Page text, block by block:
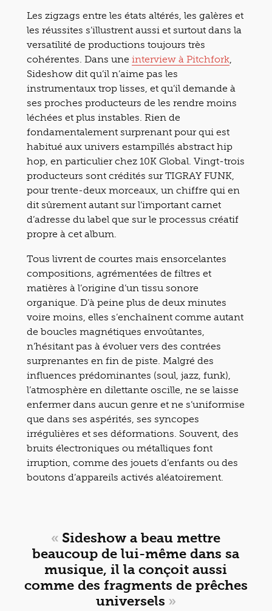
Les zigzags entre les états altérés, les galères et
les réussites s’illustrent aussi et surtout dans la
versatilité de productions toujours très
cohérentes. Dans une interview à Pitchfork
Sideshow dit qu’il n’aime pas les
instrumentaux trop lisses, et qu’il demande à
ses proches producteurs de les rendre moins
léchées et plus instables. Rien de
fondamentalement surprenant pour qui est
habitué aux univers estampillés abstract hip
hop, en particulier chez 10K Global. Vingt-trois
producteurs sont crédités sur TIGRAY FUNK,
pour trente-deux morceaux, un chiffre qui en
dit sûrement autant sur l’important carnet
d’adresse du label que sur le processus créatif
propre à cet album.
Tous livrent de courtes mais ensorcelantes
compositions, agrémentées de filtres et
matières à l’origine d’un tissu sonore
organique. D’à peine plus de deux minutes
voire moins, elles s’enchaînent comme autant
de boucles magnétiques envoûtantes,
n’hésitant pas à évoluer vers des contrées
surprenantes en fin de piste. Malgré des
influences prédominantes (soul, jazz, funk),
l’atmosphère en dilettante oscille, ne se laisse
enfermer dans aucun genre et ne s’uniformise
que dans ses aspérités, ses syncopes
irrégulières et ses déformations. Souvent, des
bruits électroniques ou métalliques font
irruption, comme des jouets d’enfants ou des
boutons d’appareils activés aléatoirement.
« Sideshow a beau mettre
beaucoup de lui-même dans sa
musique, il la conçoit aussi
comme des fragments de prêches
universels »